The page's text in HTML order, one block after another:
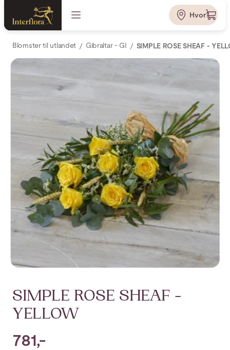
Hvor?
Blomster til utlandet Gibraltar - GI SIMPLE ROSE SHEAF -
SIMPLE ROSE SHEAF -
YELLOW
781,-